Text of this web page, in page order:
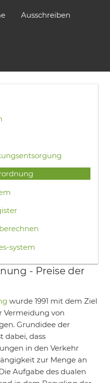
Ausschreiben
system
- Preise der
wurde 1991 mit dem Ziel
Vermeidung von
Grundidee der
dabei, dass
in den Verkehr
zur Menge an
Aufgabe des dualen